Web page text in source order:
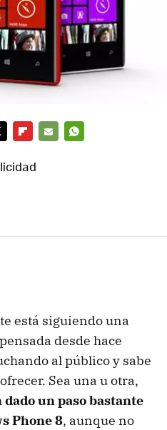
está siguiendo una
desde hace
al público y sabe
Sea una u otra,
dado un paso bastante
Phone 8, aunque no